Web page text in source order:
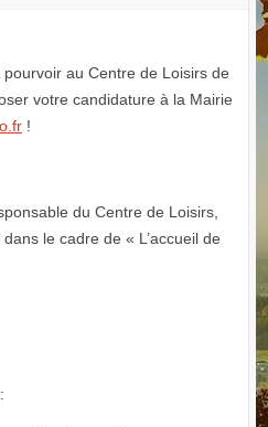
au Centre de Loisirs de
votre candidature à la Mairie
!
du Centre de Loisirs,
le cadre de « L’accueil de